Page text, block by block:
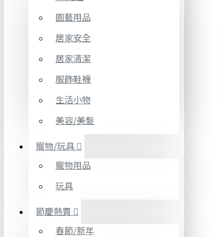
園藝用品
居家安全
居家清潔
服飾鞋襪
生活小物
美容/美髮
寵物/玩具
寵物用品
玩具
節慶熱賣
春節/新年